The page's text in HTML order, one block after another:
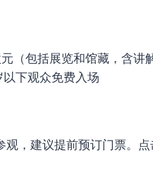
（包括展览和馆藏，含讲
下观众免费入场
观，建议提前预订门票。点